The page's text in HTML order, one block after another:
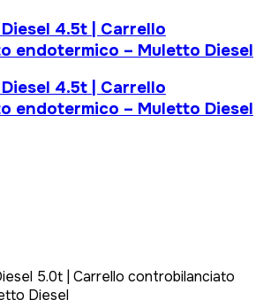
4.5t | Carrello
endotermico – Muletto Diesel
4.5t | Carrello
endotermico – Muletto Diesel